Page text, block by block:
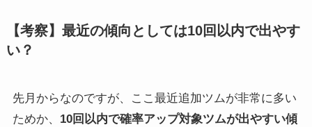
【考察】最近の傾向としては10回以内で出やす
い？
先月からなのですが、ここ最近追加ツムが非常に多い
ためか、 10回以内で確率アップ対象ツムが出やすい傾